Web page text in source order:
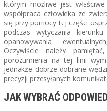
którym możliwe jest
współpraca człowieka ze
się przy pomocy tej części
podczas wytyczania
opanowywania
Oczywiście należy
porozumienia na tej linii
jednakże dobrze dobrane
precyzji przesyłanych
JAK WYBRAĆ